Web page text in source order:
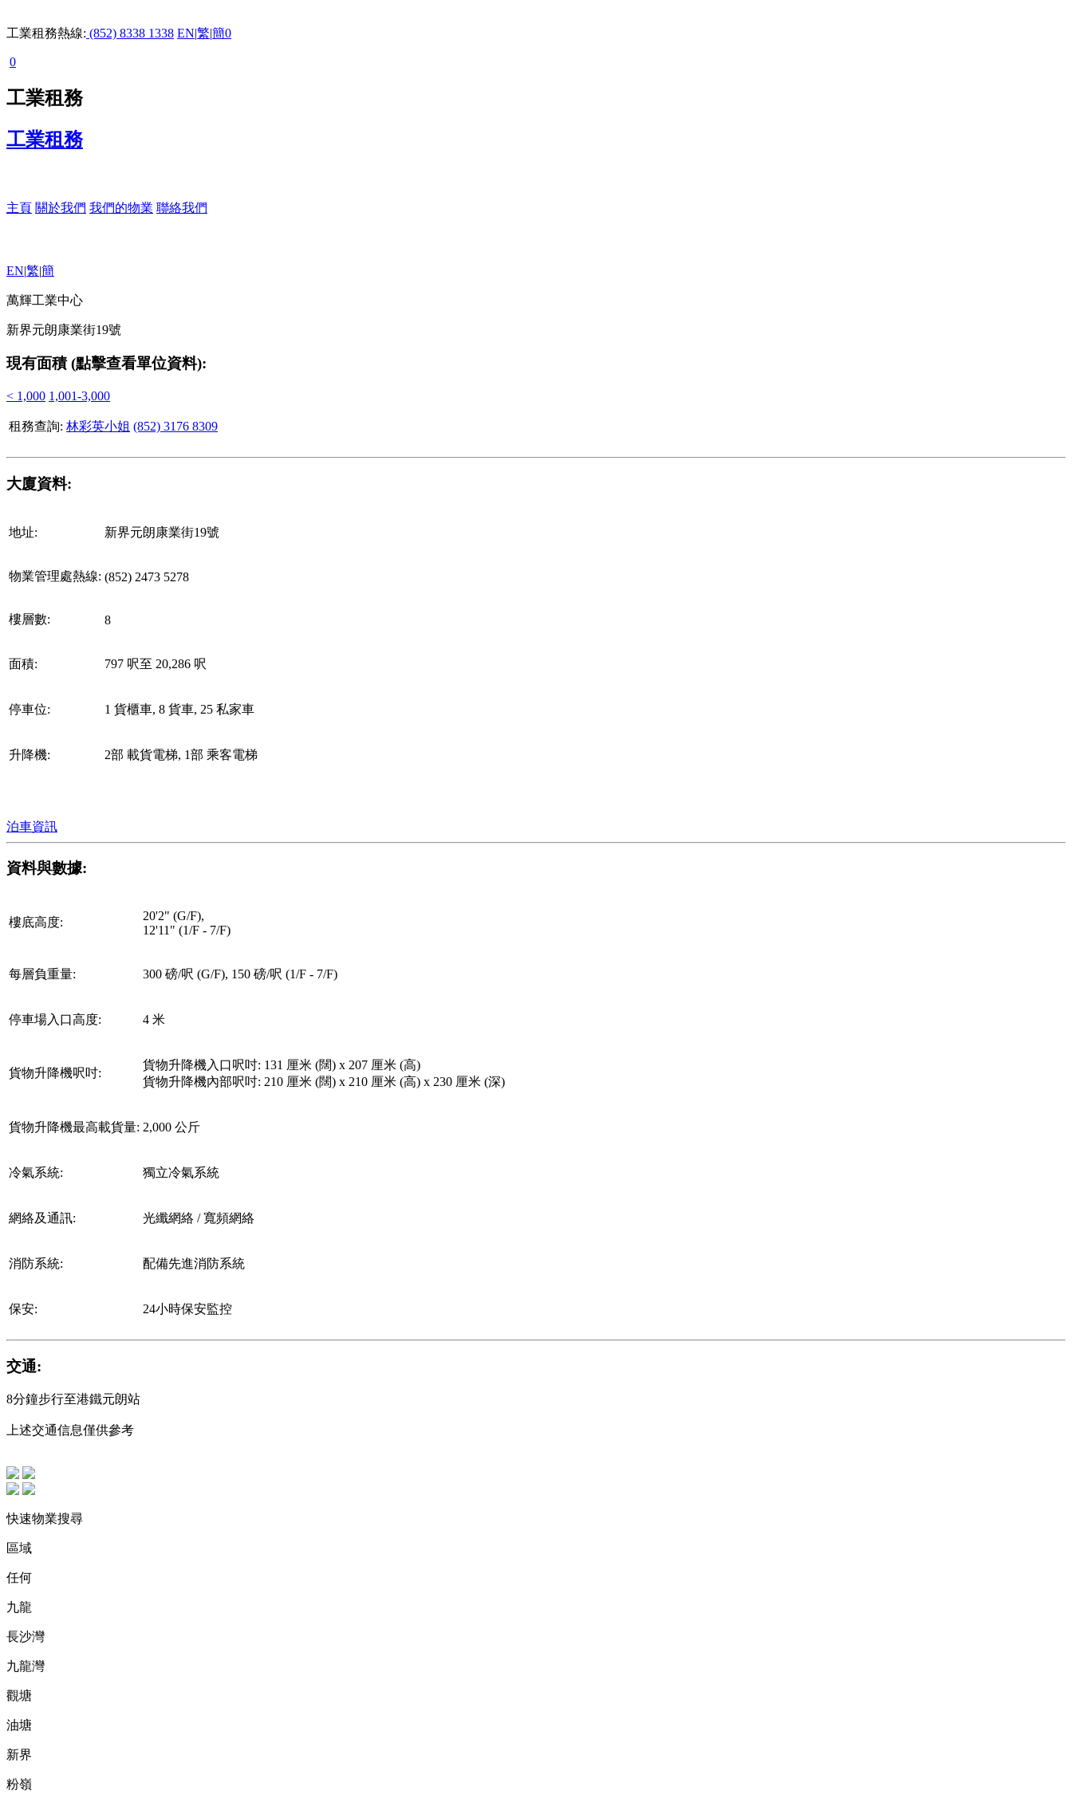
工業租務熱線: (852) 8338 1338 EN|繁|簡0
0
工業租務
工業租務
主頁 關於我們 我們的物業 聯絡我們
EN|繁|簡
萬輝工業中心
新界元朗康業街19號
現有面積 (點擊查看單位資料):
< 1,000 1,001-3,000
租務查詢: 林彩英小姐 (852) 3176 8309
大廈資料:
地址: 新界元朗康業街19號
物業管理處熱線: (852) 2473 5278
樓層數: 8
面積: 797 呎至 20,286 呎
停車位: 1 貨櫃車, 8 貨車, 25 私家車
升降機: 2部 載貨電梯, 1部 乘客電梯
泊車資訊
資料與數據:
樓底高度:
20'2" (G/F),
12'11" (1/F - 7/F)
每層負重量: 300 磅/呎 (G/F), 150 磅/呎 (1/F - 7/F)
停車場入口高度: 4 米
貨物升降機呎吋:
貨物升降機入口呎吋: 131 厘米 (闊) x 207 厘米 (高)
貨物升降機內部呎吋: 210 厘米 (闊) x 210 厘米 (高) x 230 厘米 (深)
貨物升降機最高載貨量: 2,000 公斤
冷氣系統: 獨立冷氣系統
網絡及通訊: 光纖網絡 / 寬頻網絡
消防系統: 配備先進消防系統
保安: 24小時保安監控
交通:
8分鐘步行至港鐵元朗站
上述交通信息僅供參考
快速物業搜尋
區域
任何
九龍
長沙灣
九龍灣
觀塘
油塘
新界
粉嶺